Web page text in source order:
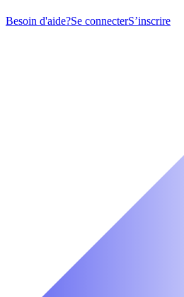
Besoin d'aide?Se connecterS’inscrire